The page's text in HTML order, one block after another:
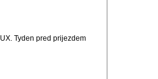
Tyden pred prijezdem